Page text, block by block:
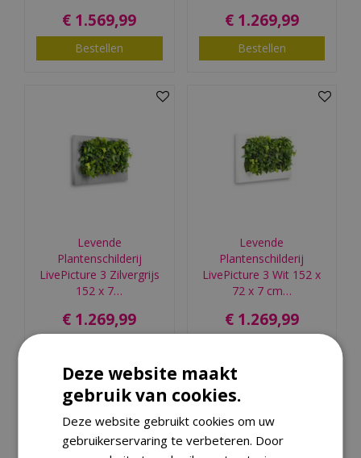
€ 1.569,99
Bestellen
€ 1.269,99
Bestellen
Levende
Plantenschilderij
LivePicture 3 Zilvergrijs
152 x 7…
€ 1.269,99
Levende
Plantenschilderij
LivePicture 3 Wit 152 x
72 x 7 cm…
€ 1.269,99
Deze website maakt
gebruik van cookies.
Deze website gebruikt cookies om uw
gebruikerservaring te verbeteren. Door